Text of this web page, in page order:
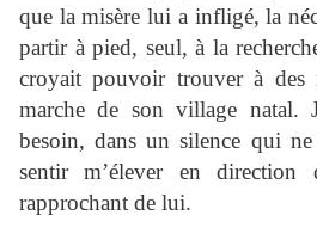
que la misère lui a infligé, la
partir à pied, seul, à la
croyait pouvoir trouver à des
marche de son village natal.
besoin, dans un silence qui ne
sentir m’élever en
rapprochant de lui.